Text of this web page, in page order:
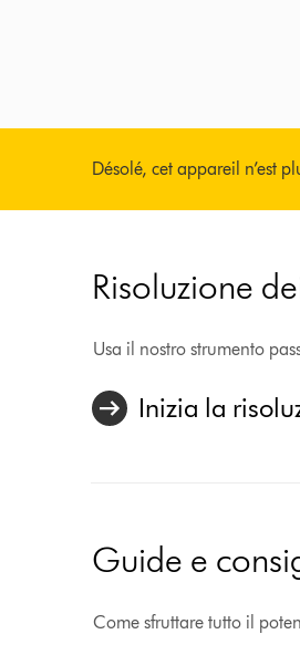
Désolé, cet appareil n’est
Risoluzione
Usa il nostro strumento
Inizia la
Guide e
Come sfruttare tutto il